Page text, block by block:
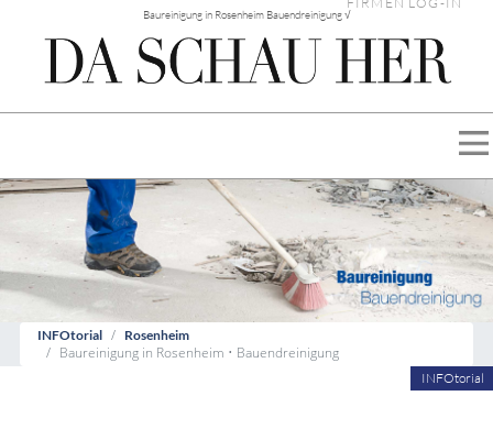
Baureinigung in Rosenheim Bauendreinigung √
INFOtorial Rosenheim
Baureinigung in Rosenheim • Bauendreinigung
INFOtorial